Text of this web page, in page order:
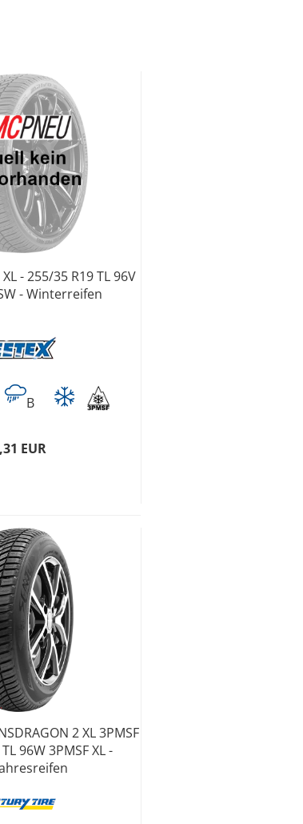
- 255/35 R19 TL 96V
- Winterreifen
B
EUR
2 XL 3PMSF
96W 3PMSF XL -